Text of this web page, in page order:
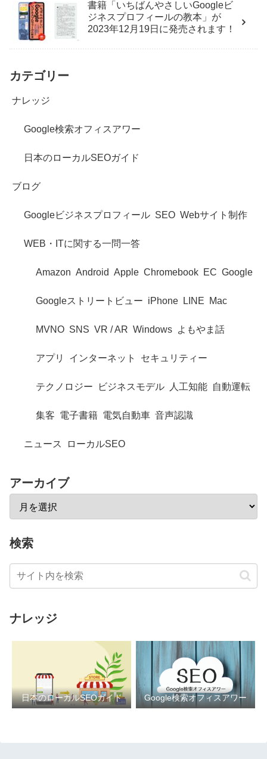
書籍「いちばんやさしいGoogleビ
ジネスプロフィールの教本」が
2023年12月19日に発売されます！
カテゴリー
ナレッジ
Google検索オフィスアワー
日本のローカルSEOガイド
ブログ
Googleビジネスプロフィール SEO Webサイト制作
WEB・ITに関する一問一答
Amazon Android Apple Chromebook EC Google
Googleストリートビュー iPhone LINE Mac
MVNO SNS VR / AR Windows よもやま話
アプリ インターネット セキュリティー
テクノロジー ビジネスモデル 人工知能 自動運転
集客 電子書籍 電気自動車 音声認識
ニュース ローカルSEO
アーカイブ
検索
ナレッジ
日本のローカルSEOガイド Google検索オフィスアワー